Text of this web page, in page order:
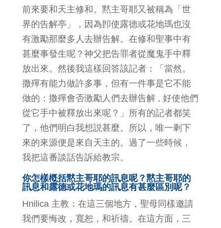
前來要和天主修和。黙主哥耶又被稱為「世
界的告解亭」，因為卽使露德或花地瑪也沒
有激勵那麼多人去辦告解。在修和聖事中有
甚麼事發生呢？神父把告罪者從魔鬼手中釋
放出來。然後我這樣回答該記者：「當然。
撒殫有能力做許多事，但有一件事是它不能
做的：撒殫會否激勵人們去辦告解 , 好使他們
從它手中被釋放出來呢？」所有的記者都笑
了，他們明白我想説甚麼。所以，唯一剩下
來的來源便是來自天主的。過了一些時候，
我把這番談話告訴給教宗。
你怎樣槪括黙主哥耶的訊息呢？黙主哥耶的
訊息和露德或花地瑪的訊息有甚麼區別呢？
Hnilica 主教：在這三個地方，聖母同樣邀請
我們要悔改，寬恕，和祈禱。在這方面，三